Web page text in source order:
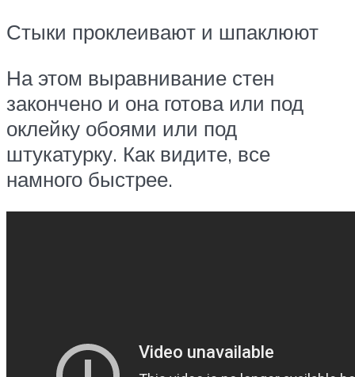
Стыки проклеивают и шпаклюют
На этом выравнивание стен
закончено и она готова или под
оклейку обоями или под
штукатурку. Как видите, все
намного быстрее.